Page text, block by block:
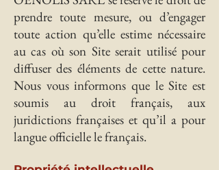
prendre toute mesure, ou d’engager
toute action qu’elle estime nécessaire
au cas où son Site serait utilisé pour
diffuser des éléments de cette nature.
Nous vous informons que le Site est
soumis au droit français, aux
juridictions françaises et qu’il a pour
langue officielle le français.